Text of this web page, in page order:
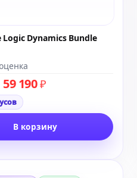
Logic Dynamics Bundle
59 190₽
В корзину